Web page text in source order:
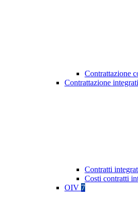
Contrattazione
Contrattazione
Contratti
Costi contratti
OIV 7